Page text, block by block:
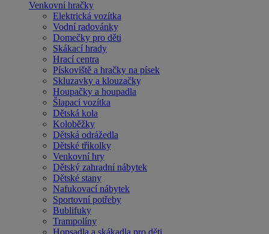
Venkovní hračky
Elektrická vozítka
Vodní radovánky
Domečky pro děti
Skákací hrady
Hrací centra
Pískoviště a hračky na písek
Skluzavky a klouzačky
Houpačky a houpadla
Šlapací vozítka
Dětská kola
Koloběžky
Dětská odrážedla
Dětské tříkolky
Venkovní hry
Dětský zahradní nábytek
Dětské stany
Nafukovací nábytek
Sportovní potřeby
Bublifuky
Trampolíny
Hopsadla a skákadla pro děti